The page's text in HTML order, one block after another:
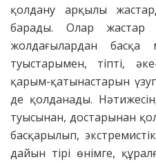
қолдану арқылы
барады. Олар жастар
жолдағылардан басқа
туыстарымен, тіпті,
қарым-қатынастарын
де қолданады.
туысынан, достарынан
басқарылып,
дайын тірі өнімге,